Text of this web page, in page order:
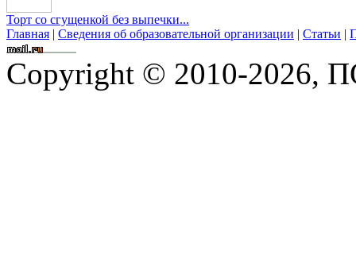
Торт со сгущенкой без выпечки...
Главная | Сведения об образовательной организации | Статьи |
Copyright © 2010-2026,